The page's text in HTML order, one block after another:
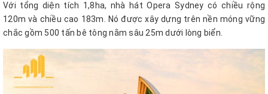
Với tổng diện tích 1,8ha, nhà hát Opera Sydney có chiều rộng
120m và chiều cao 183m. Nó được xây dựng trên nền móng vững
chắc gồm 500 tấn bê tông nằm sâu 25m dưới lòng biển.